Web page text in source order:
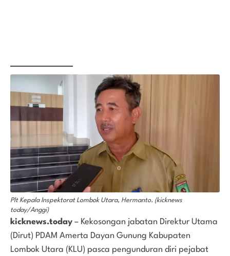
Plt Kepala Inspektorat Lombok Utara, Hermanto. (kicknews
today/Anggi)
kicknews.today – Kekosongan jabatan Direktur Utama
(Dirut) PDAM Amerta Dayan Gunung Kabupaten
Lombok Utara (KLU) pasca pengunduran diri pejabat